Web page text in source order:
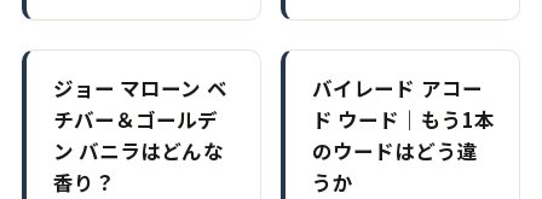
ジョー マローン ベ
チバー＆ゴールデ
ン バニラはどんな
香り？
バイレード アコー
ド ウード｜もう1本
のウードはどう違
うか